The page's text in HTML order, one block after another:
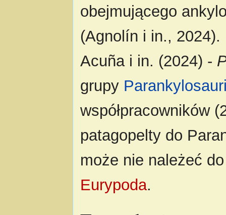
obejmującego
(Agnolín i in., 2024).
Acuña i in. (2024) -
grupy
współpracowników
patagopelty do
może nie należeć
Eurypoda.